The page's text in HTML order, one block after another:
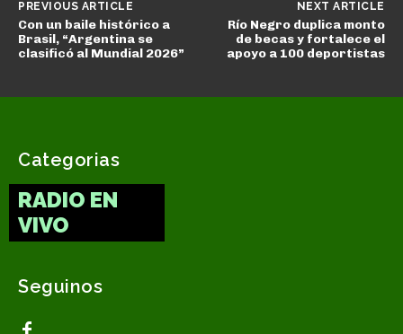
PREVIOUS ARTICLE
Con un baile histórico a
Brasil, “Argentina se
clasificó al Mundial 2026”
NEXT ARTICLE
Río Negro duplica monto
de becas y fortalece el
apoyo a 100 deportistas
Categorias
RADIO EN
VIVO
Seguinos